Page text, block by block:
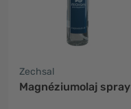
Zechsal
Magnéziumolaj spray